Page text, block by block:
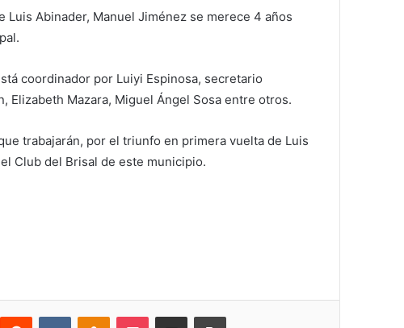
Abinader, Manuel Jiménez se merece 4 años
coordinador por Luiyi Espinosa, secretario
Elizabeth Mazara, Miguel Ángel Sosa entre otros.
trabajarán, por el triunfo en primera vuelta de Luis
Club del Brisal de este municipio.